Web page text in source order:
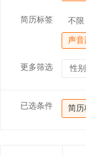
简历标签 不限
声音
更多筛选 性别
已选条件 简历